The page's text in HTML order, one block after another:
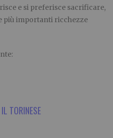
e si preferisce sacrificare,
più importanti ricchezze
IL TORINESE